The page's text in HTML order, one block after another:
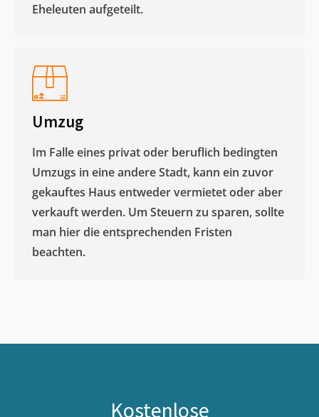
Eheleuten aufgeteilt.​
Umzug
Im Falle eines privat oder beruflich bedingten
Umzugs in eine andere Stadt, kann ein zuvor
gekauftes Haus entweder vermietet oder aber
verkauft werden. Um Steuern zu sparen, sollte
man hier die entsprechenden Fristen
beachten.
Kostenlose